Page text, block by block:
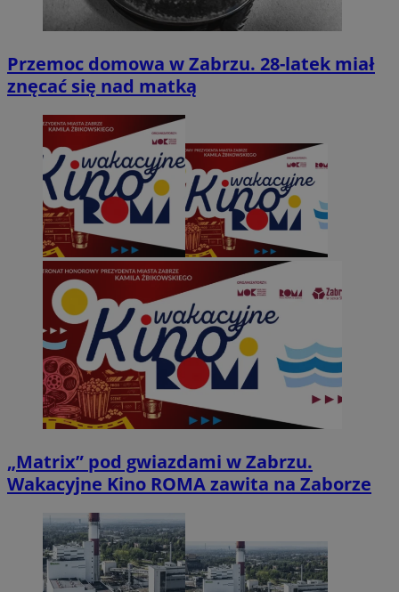
Przemoc domowa w Zabrzu. 28-latek miał
znęcać się nad matką
„Matrix” pod gwiazdami w Zabrzu.
Wakacyjne Kino ROMA zawita na Zaborze